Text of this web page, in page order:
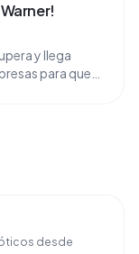
y llega
para que
desde